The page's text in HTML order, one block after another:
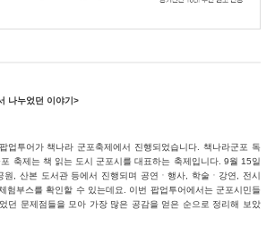
나누었던 이야기>
업투어가 책나라 군포축제에서 진행되었습니다. 책나라군포 독
축제는 책 읽는 도시 군포시를 대표하는 축제입니다. 9월 15일
원, 산본 도서관 등에서 진행되며 공연ㆍ행사, 학술ㆍ강연, 전시
험부스를 확인할 수 있는데요. 이번 팝업투어에서는 군포시민들
던 문제점들을 모아 가장 많은 공감을 얻은 순으로 정리해 보았